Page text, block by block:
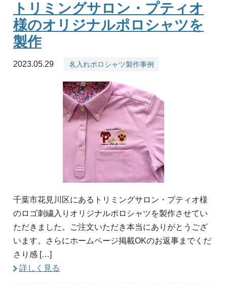
トリミングサロン・プティオ
様のオリジナルポロシャツを
製作
2023.05.29 名入れポロシャツ製作事例
千葉市花見川区にあるトリミングサロン・プティオ様
のロゴ刺繍入りオリジナルポロシャツを製作させてい
ただきました。ご注文いただき本当にありがとうござ
います。さらにホームページ掲載OKのお返事までくだ
さり感 […]
詳しく見る